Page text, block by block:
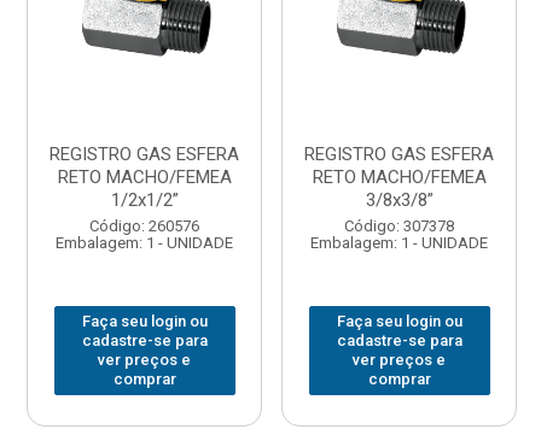
REGISTRO GAS ESFERA
RETO MACHO/FEMEA
1/2x1/2”
Código: 260576
Embalagem: 1 - UNIDADE
Faça seu login ou
cadastre-se para
ver preços e
comprar
REGISTRO GAS ESFERA
RETO MACHO/FEMEA
3/8x3/8”
Código: 307378
Embalagem: 1 - UNIDADE
Faça seu login ou
cadastre-se para
ver preços e
comprar